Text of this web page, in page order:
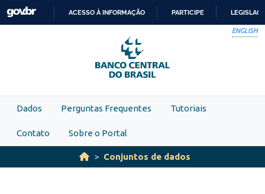
Skip to main content
PARA
O
CONTEÚDO
ACESSO À INFORMAÇÃO PARTICIPE
ENGLISH
Dados Perguntas Frequentes Tutoriais
Contato Sobre o Portal
Conjuntos de dados